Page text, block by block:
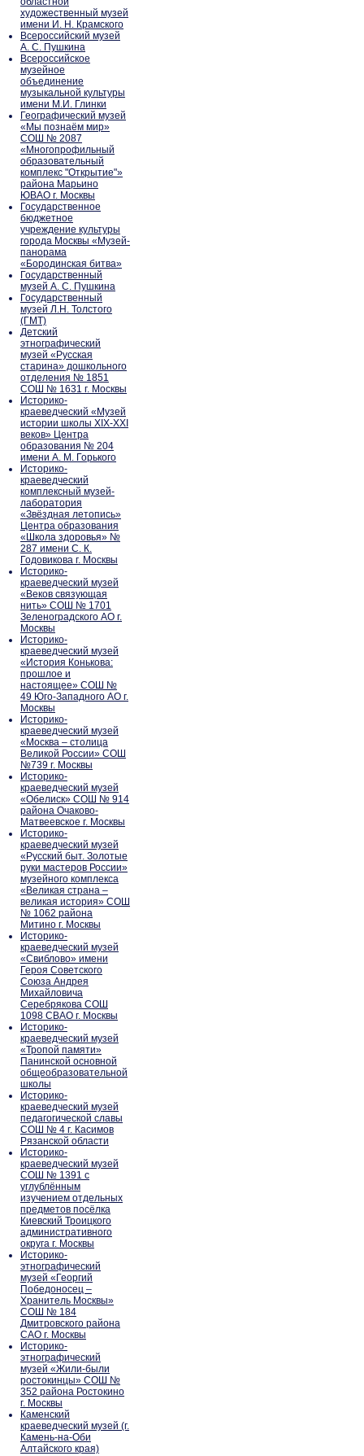
художественный музей
имени И. Н. Крамского
Всероссийский музей
А. С. Пушкина
Всероссийское
музейное
объединение
музыкальной культуры
имени М.И. Глинки
Географический музей
«Мы познаём мир»
СОШ № 2087
«Многопрофильный
образовательный
комплекс "Открытие"»
района Марьино
ЮВАО г. Москвы
Государственное
бюджетное
учреждение культуры
города Москвы «Музей-
панорама
«Бородинская битва»
Государственный
музей А. С. Пушкина
Государственный
музей Л.Н. Толстого
(ГМТ)
Детский
этнографический
музей «Русская
старина» дошкольного
отделения № 1851
СОШ № 1631 г. Москвы
Историко-
краеведческий «Музей
истории школы XIX-XXI
веков» Центра
образования № 204
имени А. М. Горького
Историко-
краеведческий
комплексный музей-
лаборатория
«Звёздная летопись»
Центра образования
«Школа здоровья» №
287 имени С. К.
Годовикова г. Москвы
Историко-
краеведческий музей
«Веков связующая
нить» СОШ № 1701
Зеленоградского АО г.
Москвы
Историко-
краеведческий музей
«История Конькова:
прошлое и
настоящее» СОШ №
49 Юго-Западного АО г.
Москвы
Историко-
краеведческий музей
«Москва – столица
Великой России» СОШ
№739 г. Москвы
Историко-
краеведческий музей
«Обелиск» СОШ № 914
района Очаково-
Матвеевское г. Москвы
Историко-
краеведческий музей
«Русский быт. Золотые
руки мастеров России»
музейного комплекса
«Великая страна –
великая история» СОШ
№ 1062 района
Митино г. Москвы
Историко-
краеведческий музей
«Свиблово» имени
Героя Советского
Союза Андрея
Михайловича
Серебрякова СОШ
1098 СВАО г. Москвы
Историко-
краеведческий музей
«Тропой памяти»
Панинской основной
общеобразовательной
школы
Историко-
краеведческий музей
педагогической славы
СОШ № 4 г. Касимов
Рязанской области
Историко-
краеведческий музей
СОШ № 1391 с
углублённым
изучением отдельных
предметов посёлка
Киевский Троицкого
административного
округа г. Москвы
Историко-
этнографический
музей «Георгий
Победоносец –
Хранитель Москвы»
СОШ № 184
Дмитровского района
САО г. Москвы
Историко-
этнографический
музей «Жили-были
ростокинцы» СОШ №
352 района Ростокино
г. Москвы
Каменский
краеведческий музей (г.
Камень-на-Оби
Алтайского края)